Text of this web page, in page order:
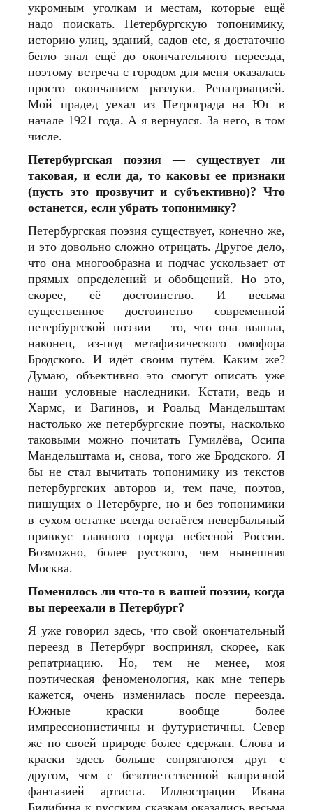
укромным уголкам и местам, которые ещё
надо поискать. Петербургскую топонимику,
историю улиц, зданий, садов etc, я достаточно
бегло знал ещё до окончательного переезда,
поэтому встреча с городом для меня оказалась
просто окончанием разлуки. Репатриацией.
Мой прадед уехал из Петрограда на Юг в
начале 1921 года. А я вернулся. За него, в том
числе.
Петербургская поэзия — существует ли
таковая, и если да, то каковы ее признаки
(пусть это прозвучит и субъективно)? Что
останется, если убрать топонимику?
Петербургская поэзия существует, конечно же,
и это довольно сложно отрицать. Другое дело,
что она многообразна и подчас ускользает от
прямых определений и обобщений. Но это,
скорее, её достоинство. И весьма
существенное достоинство современной
петербургской поэзии – то, что она вышла,
наконец, из-под метафизического омофора
Бродского. И идёт своим путём. Каким же?
Думаю, объективно это смогут описать уже
наши условные наследники. Кстати, ведь и
Хармс, и Вагинов, и Роальд Мандельштам
настолько же петербургские поэты, насколько
таковыми можно почитать Гумилёва, Осипа
Мандельштама и, снова, того же Бродского. Я
бы не стал вычитать топонимику из текстов
петербургских авторов и, тем паче, поэтов,
пишущих о Петербурге, но и без топонимики
в сухом остатке всегда остаётся невербальный
привкус главного города небесной России.
Возможно, более русского, чем нынешняя
Москва.
Поменялось ли что-то в вашей поэзии, когда
вы переехали в Петербург?
Я уже говорил здесь, что свой окончательный
переезд в Петербург воспринял, скорее, как
репатриацию. Но, тем не менее, моя
поэтическая феноменология, как мне теперь
кажется, очень изменилась после переезда.
Южные краски вообще более
импрессионистичны и футуристичны. Север
же по своей природе более сдержан. Слова и
краски здесь больше сопрягаются друг с
другом, чем с безответственной капризной
фантазией артиста. Иллюстрации Ивана
Билибина к русским сказкам оказались весьма